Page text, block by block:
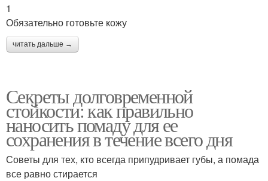
1
Обязательно готовьте кожу
читать дальше →
Секреты долговременной
стойкости: как правильно
наносить помаду для ее
сохранения в течение всего дня
Советы для тех, кто всегда припудривает губы, а помада
все равно стирается